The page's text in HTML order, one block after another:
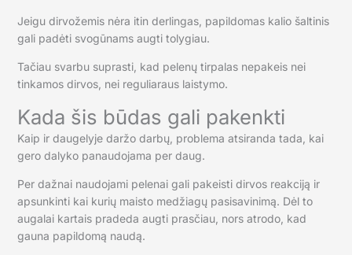
Jeigu dirvožemis nėra itin derlingas, papildomas kalio šaltinis
gali padėti svogūnams augti tolygiau.
Tačiau svarbu suprasti, kad pelenų tirpalas nepakeis nei
tinkamos dirvos, nei reguliaraus laistymo.
Kada šis būdas gali pakenkti
Kaip ir daugelyje daržo darbų, problema atsiranda tada, kai
gero dalyko panaudojama per daug.
Per dažnai naudojami pelenai gali pakeisti dirvos reakciją ir
apsunkinti kai kurių maisto medžiagų pasisavinimą. Dėl to
augalai kartais pradeda augti prasčiau, nors atrodo, kad
gauna papildomą naudą.